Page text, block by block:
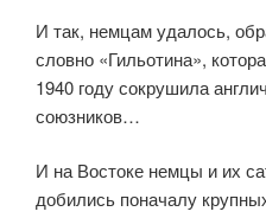
И так, немцам удалось,
словно «Гильотина»,
1940 году сокрушила
союзников…
И на Востоке немцы и их
добились поначалу